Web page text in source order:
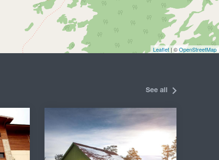
Leaflet | ©OpenStreetMap
See all